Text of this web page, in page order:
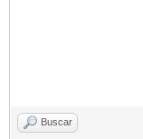
Buscar